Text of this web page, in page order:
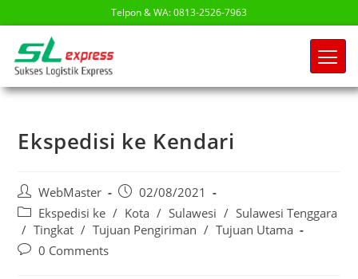
Telpon & WA: 0813-2526-7963
Ekspedisi ke Kendari
WebMaster
02/08/2021
Ekspedisi ke / Kota / Sulawesi / Sulawesi Tenggara
/ Tingkat / Tujuan Pengiriman / Tujuan Utama
0 Comments